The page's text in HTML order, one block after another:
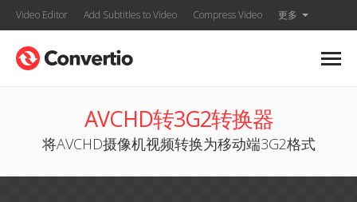
Video Editor Add Subtitles to Video Compress Video 更多
AVCHD转3G2转换器
将AVCHD摄像机视频转换为移动端3G2格式